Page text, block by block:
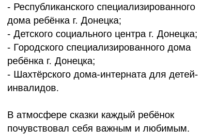
- Республиканского специализированного
дома ребёнка г. Донецка;
- Детского социального центра г. Донецка;
- Городского специализированного дома
ребёнка г. Донецка;
- Шахтёрского дома-интерната для детей-
инвалидов.
В атмосфере сказки каждый ребёнок
почувствовал себя важным и любимым.